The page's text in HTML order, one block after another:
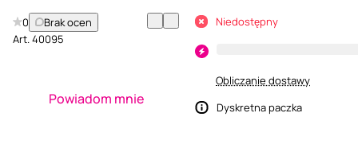
0
Brak ocen
Art.40095
Powiadom mnie
Niedostępny
Obliczanie dostawy
Dyskretna paczka